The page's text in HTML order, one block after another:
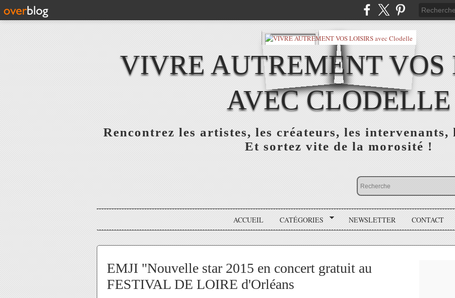
VIVRE AUTREMENT VOS
AVEC CLODELLE
Rencontrez les artistes, les créateurs, les intervenants,
Et sortez vite de la morosité !
ACCUEIL CATÉGORIES NEWSLETTER CONTACT
EMJI "Nouvelle star 2015 en concert gratuit au
FESTIVAL DE LOIRE d'Orléans